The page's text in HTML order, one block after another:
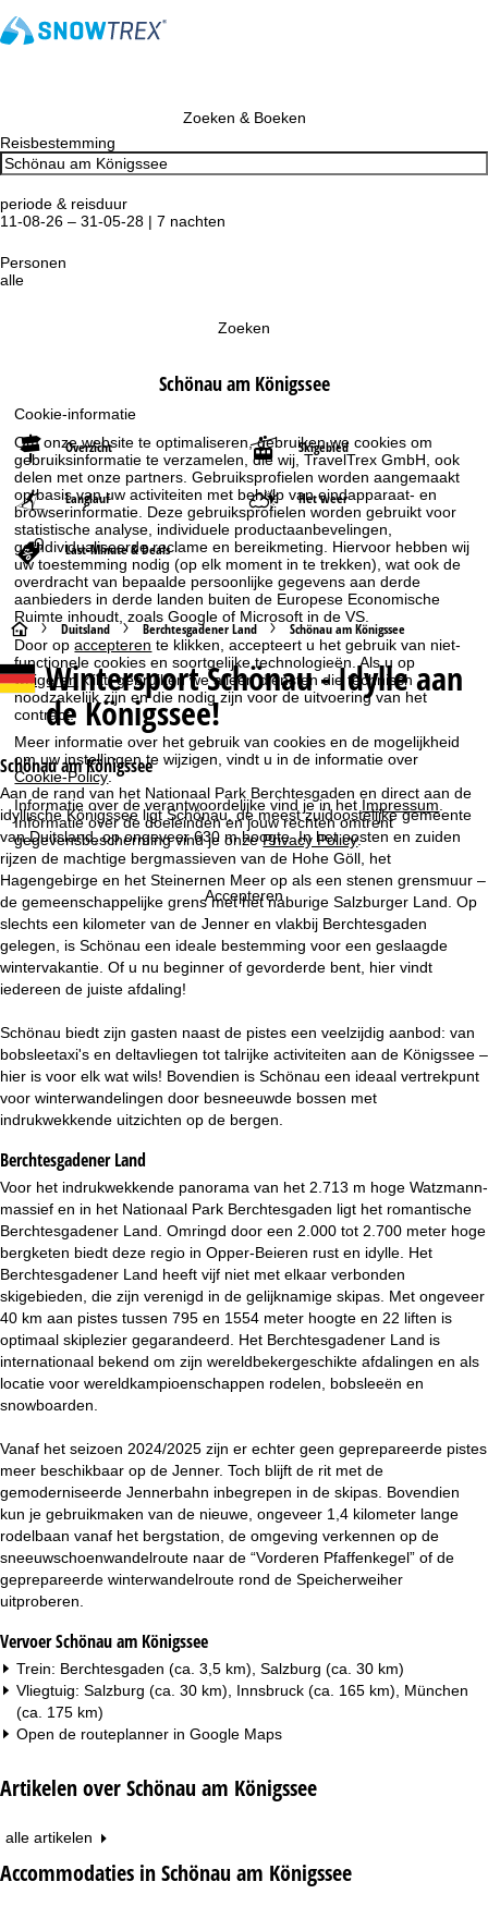
Cookie-informatie
Om onze website te optimaliseren, gebruiken we cookies om
gebruiksinformatie te verzamelen, die wij, TravelTrex GmbH, ook
delen met onze partners. Gebruiksprofielen worden aangemaakt
op basis van uw activiteiten met behulp van eindapparaat- en
browserinformatie. Deze gebruiksprofielen worden gebruikt voor
statistische analyse, individuele productaanbevelingen,
geïndividualiseerde reclame en bereikmeting. Hiervoor hebben wij
uw toestemming nodig (op elk moment in te trekken), wat ook de
overdracht van bepaalde persoonlijke gegevens aan derde
aanbieders in derde landen buiten de Europese Economische
Ruimte inhoudt, zoals Google of Microsoft in de VS.
Door opaccepteren te klikken, accepteert u het gebruik van niet-
functionele cookies en soortgelijke technologieën. Als u op
weigeren klikt, gebruiken we alleen diensten die technisch
noodzakelijk zijn en die nodig zijn voor de uitvoering van het
contract.
Meer informatie over het gebruik van cookies en de mogelijkheid
om uw instellingen te wijzigen, vindt u in de informatie over
Cookie-Policy.
Informatie over de verantwoordelijke vind je in het Impressum
Informatie over de doeleinden en jouw rechten omtrent
gegevensbescherming vind je onzePrivacy Policy.
Accepteren
Zoeken & Boeken
Reisbestemming
periode & reisduur
11-08-26 – 31-05-28 | 7 nachten
Personen
alle
Zoeken
Schönau am Königssee
Overzicht Skigebied
Langlauf Het weer
Last-Minute & Deals
S
t
a
r
t
p
g
i
n
a
Duitsland Berchtesgadener Land Schönau am Königssee
WintersportSchönau - Idylle aan
de Königssee!
Schönau am Königssee
Aan de rand van het Nationaal Park Berchtesgaden en direct aan de
idyllische Königssee ligt Schönau, de meest zuidoostelijke gemeente
van Duitsland, op ongeveer 630 m hoogte. In het oosten en zuiden
rijzen de machtige bergmassieven van de Hohe Göll, het
Hagengebirge en het Steinernen Meer op als een stenen grensmuur –
de gemeenschappelijke grens met het naburige Salzburger Land. Op
slechts een kilometer van de Jenner en vlakbij Berchtesgaden
gelegen, is Schönau een ideale bestemming voor een geslaagde
wintervakantie. Of u nu beginner of gevorderde bent, hier vindt
iedereen de juiste afdaling!
Schönau biedt zijn gasten naast de pistes een veelzijdig aanbod: van
bobsleetaxi's en deltavliegen tot talrijke activiteiten aan de Königssee –
hier is voor elk wat wils! Bovendien is Schönau een ideaal vertrekpunt
voor winterwandelingen door besneeuwde bossen met
indrukwekkende uitzichten op de bergen.
Berchtesgadener Land
Voor het indrukwekkende panorama van het 2.713 m hoge Watzmann-
massief en in het Nationaal Park Berchtesgaden ligt het romantische
Berchtesgadener Land. Omringd door een 2.000 tot 2.700 meter hoge
bergketen biedt deze regio in Opper-Beieren rust en idylle. Het
Berchtesgadener Land heeft vijf niet met elkaar verbonden
skigebieden, die zijn verenigd in de gelijknamige skipas. Met ongeveer
40 km aan pistes tussen 795 en 1554 meter hoogte en 22 liften is
optimaal skiplezier gegarandeerd. Het Berchtesgadener Land is
internationaal bekend om zijn wereldbekergeschikte afdalingen en als
locatie voor wereldkampioenschappen rodelen, bobsleeën en
snowboarden.
Vanaf het seizoen 2024/2025 zijn er echter geen geprepareerde pistes
meer beschikbaar op de Jenner. Toch blijft de rit met de
gemoderniseerde Jennerbahn inbegrepen in de skipas. Bovendien
kun je gebruikmaken van de nieuwe, ongeveer 1,4 kilometer lange
rodelbaan vanaf het bergstation, de omgeving verkennen op de
sneeuwschoenwandelroute naar de “Vorderen Pfaffenkegel” of de
geprepareerde winterwandelroute rond de Speicherweiher
uitproberen.
Vervoer Schönau am Königssee
Trein: Berchtesgaden (ca. 3,5 km), Salzburg (ca. 30 km)
Vliegtuig: Salzburg (ca. 30 km), Innsbruck (ca. 165 km), München
(ca. 175 km)
Open de routeplanner in Google Maps
Artikelen over Schönau am Königssee
alle artikelen
Accommodaties in Schönau am Königssee